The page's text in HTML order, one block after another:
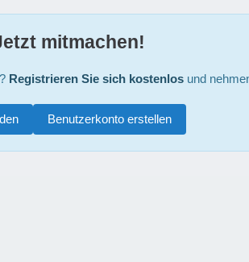
mitmachen!
Registrieren Sie sich kostenlosund
Benutzerkonto erstellen